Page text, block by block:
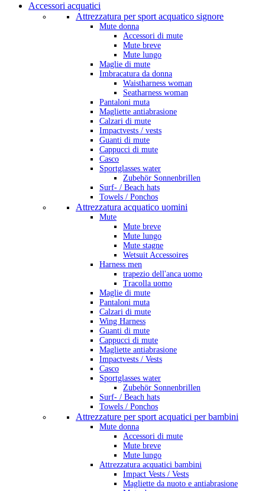
Accessori acquatici
Attrezzatura per sport acquatico signore
Mute donna
Accessori di mute
Mute breve
Mute lungo
Maglie di mute
Imbracatura da donna
Waistharness woman
Seatharness woman
Pantaloni muta
Magliette antiabrasione
Calzari di mute
Impactvests / vests
Guanti di mute
Cappucci di mute
Casco
Sportglasses water
Zubehör Sonnenbrillen
Surf- / Beach hats
Towels / Ponchos
Attrezzatura acquatico uomini
Mute
Mute breve
Mute lungo
Mute stagne
Wetsuit Accessoires
Harness men
trapezio dell'anca uomo
Tracolla uomo
Maglie di mute
Pantaloni muta
Calzari di mute
Wing Harness
Guanti di mute
Cappucci di mute
Magliette antiabrasione
Impactvests / Vests
Casco
Sportglasses water
Zubehör Sonnenbrillen
Surf- / Beach hats
Towels / Ponchos
Attrezzature per sport acquatici per bambini
Mute donna
Accessori di mute
Mute breve
Mute lungo
Attrezzatura acquatici bambini
Impact Vests / Vests
Magliette da nuoto e antiabrasione